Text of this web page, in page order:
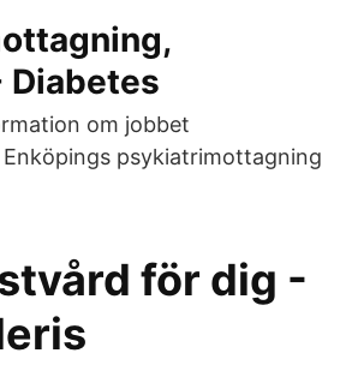
Diabetes
om jobbet
psykiatrimottagning
för dig -